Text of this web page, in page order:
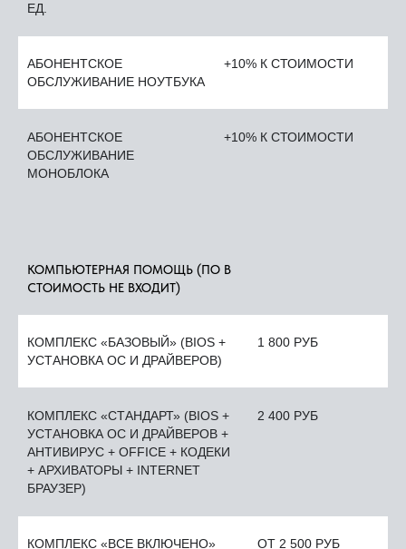
ЕД.
АБОНЕНТСКОЕ
ОБСЛУЖИВАНИЕ НОУТБУКА
+10% К СТОИМОСТИ
АБОНЕНТСКОЕ
ОБСЛУЖИВАНИЕ
МОНОБЛОКА
+10% К СТОИМОСТИ
КОМПЬЮТЕРНАЯ ПОМОЩЬ (ПО В
СТОИМОСТЬ НЕ ВХОДИТ)
КОМПЛЕКС «БАЗОВЫЙ» (BIOS +
УСТАНОВКА ОС И ДРАЙВЕРОВ)
1 800 РУБ
КОМПЛЕКС «СТАНДАРТ» (BIOS +
УСТАНОВКА ОС И ДРАЙВЕРОВ +
АНТИВИРУС + OFFICE + КОДЕКИ
+ АРХИВАТОРЫ + INTERNET
БРАУЗЕР)
2 400 РУБ
КОМПЛЕКС «ВСЕ ВКЛЮЧЕНО» ОТ 2 500 РУБ